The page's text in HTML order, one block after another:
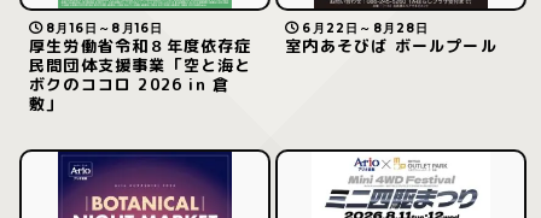
8月16日～8月16日
厚生労働省令和８年度依存症
民間団体支援事業「空と海と
ボクのココロ 2026 in 倉
敷」
6月22日～8月28日
室内あそびば ボールプール